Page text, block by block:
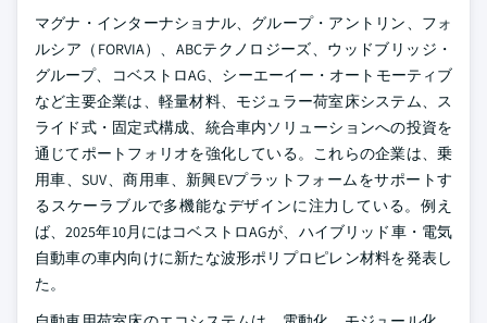
マグナ・インターナショナル、グループ・アントリン、フォ
ルシア（FORVIA）、ABCテクノロジーズ、ウッドブリッジ・
グループ、コベストロAG、シーエーイー・オートモーティブ
など主要企業は、軽量材料、モジュラー荷室床システム、ス
ライド式・固定式構成、統合車内ソリューションへの投資を
通じてポートフォリオを強化している。これらの企業は、乗
用車、SUV、商用車、新興EVプラットフォームをサポートす
るスケーラブルで多機能なデザインに注力している。例え
ば、2025年10月にはコベストロAGが、ハイブリッド車・電気
自動車の車内向けに新たな波形ポリプロピレン材料を発表し
た。